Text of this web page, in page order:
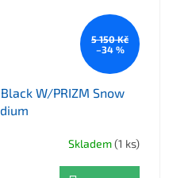
5 150 Kč
–34 %
Black W/PRIZM Snow
Skladem(1 ks)